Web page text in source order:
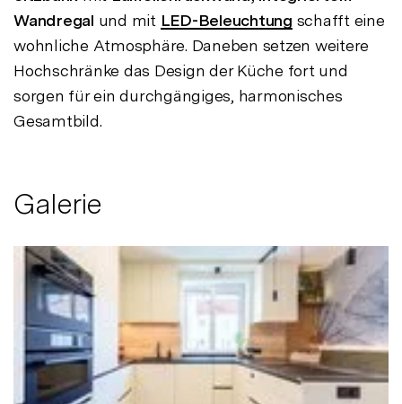
Wandregal und mit LED-Beleuchtung schafft eine
wohnliche Atmosphäre. Daneben setzen weitere
Hochschränke das Design der Küche fort und
sorgen für ein durchgängiges, harmonisches
Gesamtbild.
Galerie